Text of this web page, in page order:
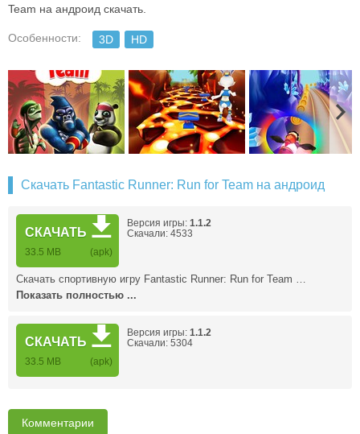
Team на андроид скачать.
Особенности: 3D HD
Скачать Fantastic Runner: Run for Team на андроид
СКАЧАТЬ
33.5 MB (apk)
Версия игры: 1.1.2
Скачали: 4533
Скачать спортивную игру Fantastic Runner: Run for Team …
Показать полностью ...
СКАЧАТЬ
33.5 MB (apk)
Версия игры: 1.1.2
Скачали: 5304
Комментарии